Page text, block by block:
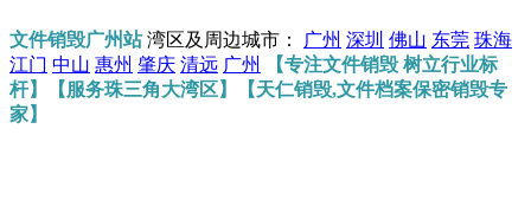
文件销毁广州站湾区及周边城市： 广州 深圳 佛山 东莞 珠海
江门 中山 惠州 肇庆 清远 广州
【专注文件销毁 树立行业标
杆】【服务珠三角大湾区】【天仁销毁,文件档案保密销毁专
家】